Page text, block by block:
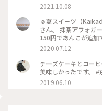
2021.10.08
☺︎夏スイーツ【
さん。 抹茶アフォガ
150円であんこが追加
は大好きなので迷わ
村製餡所さんのもの
んご紹介しています
し茶をチョイス。 振
お茶はおかわりも頂
クアウトのみになる
2020.07.12
チーズケーキとコー
美味しかったです。 #
2019.06.10